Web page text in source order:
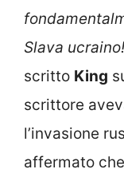
Slava
scritto King
scrittore
l’invasione
affermato